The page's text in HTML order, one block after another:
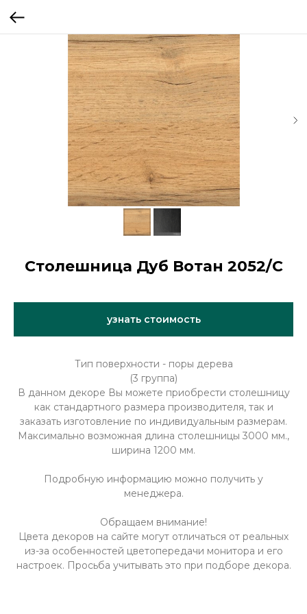
Столешница Дуб Вотан 2052/С
узнать стоимость
Тип поверхности - поры дерева
(3 группа)
В данном декоре Вы можете приобрести столешницу
как стандартного размера производителя, так и
заказать изготовление по индивидуальным размерам.
Максимально возможная длина столешницы 3000 мм.,
ширина 1200 мм.
Подробную информацию можно получить у
менеджера.
Обращаем внимание!
Цвета декоров на сайте могут отличаться от реальных
из-за особенностей цветопередачи монитора и его
настроек. Просьба учитывать это при подборе декора.